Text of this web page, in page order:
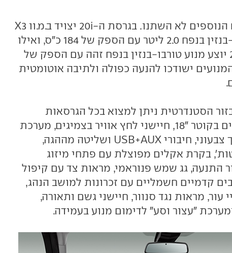
שני המנועים הנוספים לא השתנו. בגרסת ה-20i יצויד ב.מ.וו X3
במנוע טורבו-בנזין בנפח 2.0 ליטר עם הספק של 184 כ"ס, ואילו
בגרסת ה-28i יוצע מנוע טורבו-בנזין בנפח זהה עם הספק של
המנועים ישודכו להנעה כפולה ולתיבה אוטומטית
הסטנדרטית ניתן למצוא בכל הגרסאות
חישוקים קלים בקוטר "18, חיישני לחץ אוויר בצמיגים, מערכת
שמע עם מסך צבעוני, חיבורי USB+AUX ושליטה מההגה,
בקרת אקלים מפוצלת עם פתחי מיזוג
התנעה, גג שמש פנוראמי, מראות צד עם קיפול
קדמיים חשמליים עם זכרונות למושב הנהג,
עור, מראות נגד סנוור, חיישני גשם ותאורה,
"עצור וסע" לדימום מנוע בעמידה.